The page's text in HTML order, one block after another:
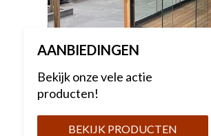
AANBIEDINGEN
Bekijk onze vele actie
producten!
BEKIJK PRODUCTEN